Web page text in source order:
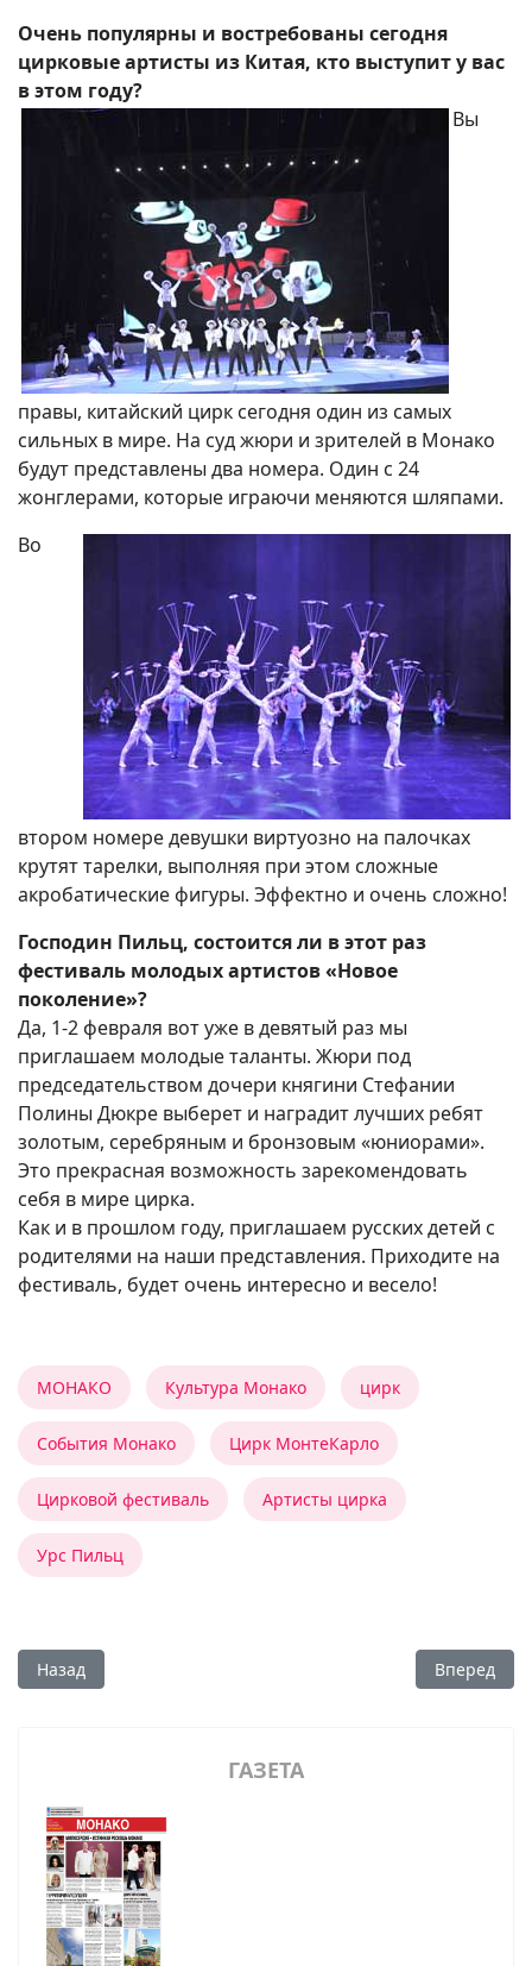
Очень популярны и востребованы сегодня
цирковые артисты из Китая, кто выступит у вас
в этом году?
Вы
правы, китайский цирк сегодня один из самых
сильных в мире. На суд жюри и зрителей в Монако
будут представлены два номера. Один с 24
жонглерами, которые играючи меняются шляпами.
Во
втором номере девушки виртуозно на палочках
крутят тарелки, выполняя при этом сложные
акробатические фигуры. Эффектно и очень сложно!
Господин Пильц, состоится ли в этот раз
фестиваль молодых артистов «Новое
поколение»?
Да, 1-2 февраля вот уже в девятый раз мы
приглашаем молодые таланты. Жюри под
председательством дочери княгини Стефании
Полины Дюкре выберет и наградит лучших ребят
золотым, серебряным и бронзовым «юниорами».
Это прекрасная возможность зарекомендовать
себя в мире цирка.
Как и в прошлом году, приглашаем русских детей с
родителями на наши представления. Приходите на
фестиваль, будет очень интересно и весело!
МОНАКО Культура Монако цирк
События Монако Цирк МонтеКарло
Цирковой фестиваль Артисты цирка
Урс Пильц
Предыдущий: «Путешествие в мечту. Акварель и шёлк»
Назад Вперед
ГАЗЕТА